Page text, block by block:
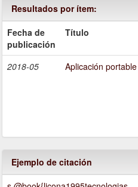
Resultados por ítem:
Fecha de
publicación
Título
2018-05 Aplicación
Ejemplo de citación